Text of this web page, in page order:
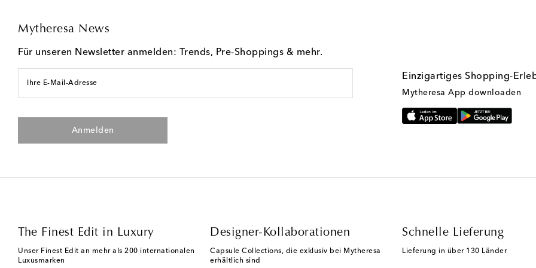
Mytheresa News
Für unseren Newsletter anmelden: Trends, Pre-Shoppings & mehr.
Ihre E-Mail-Adresse
Anmelden
Einzigartiges Shopping-
Mytheresa App downloaden
The Finest Edit in Luxury
Unser Finest Edit an mehr als 200 internationalen
Luxusmarken
Designer-Kollaborationen
Capsule Collections, die exklusiv bei Mytheresa
erhältlich sind
Schnelle Lieferung
Lieferung in über 130 Länder